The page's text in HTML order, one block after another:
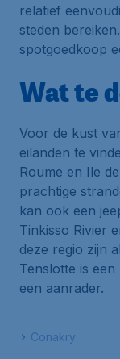
relatief
steden
spotgoedkoop
Wat te
Voor de kust
eilanden te
Roume en Ile
prachtige
kan ook een
Tinkisso Rivier
deze regio zijn
Tenslotte is
een aanrader.
Conakry